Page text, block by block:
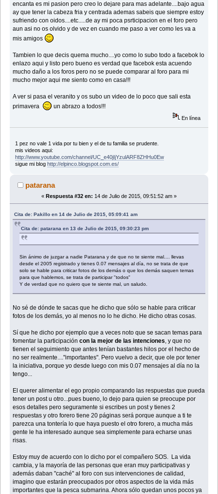
encanta es mi pasion pero creo lo dejare para mas adelante....bajo agua
ay que tener la cabeza fria y centrada ademas sabeis que siempre estoy
sufriendo con oidos....etc.....de ay mi poca psrticipacion en el foro pero
aun asi no os olvido y de vez en cuando me paso a ver como les va a
mis amigos
Tambien lo que decis quema mucho....yo como lo subo todo a facebok lo
enlazo aqui y listo pero bueno es verdad que facebok esta acuendo
mucho daño a los foros pero no se puede comparar al foro para mi
mucho mejor aqui me siento como en casa!!!
A ver si pasa el veranito y os subo un video de lo poco que sali esta
primavera
un abrazo a todos!!!
En línea
1 pez no vale 1 vida por tu bien y el de tu familia se prudente.
mis videos aqui:
http://www.youtube.com/channel/UC_e40jIjYzulARF8ZHHu0Ew
sigue mi blog http://elpinco.blogspot.com.es/
patarana
« Respuesta #32 en: 14 de Julio de 2015, 09:51:52 am »
Cita de: Pakillo en 14 de Julio de 2015, 05:09:41 am
Cita de: patarana en 13 de Julio de 2015, 09:30:23 pm
Sin ánimo de juzgar a nadie Patarana y de que no te siente mal.... llevas
desde el 2005 registrado y tienes 0.07 mensajes al día, no se trata de que
solo se hable para criticar fotos de los demás o que los demás saquen temas
para que hablemos, se trata de participar "todos"
Y de verdad que no quiero que te siente mal, un saludo.
No sé de dónde te sacas que he dicho que sólo se hable para criticar
fotos de los demás, yo al menos no lo he dicho. He dicho otras cosas.
Sí que he dicho por ejemplo que a veces noto que se sacan temas para
fomentar la participacióncon la mejor de las intenciones , y que no
tienen el seguimiento que antes tenían bastantes hilos por el hecho de
no ser realmente...."importantes". Pero vuelvo a decir, que ole por tener
la iniciativa, porque yo desde luego con mis 0.07 mensajes al día no la
tengo...
El querer alimentar el ego propio comparando las respuestas que pueda
tener un post u otro...pues bueno, lo dejo para quien se preocupe por
esos detalles pero seguramente si escribes un post y tienes 2
respuestas y otro forero tiene 20 páginas será porque aunque a ti te
parezca una tontería lo que haya puesto el otro forero, a mucha más
gente le ha interesado aunque sea simplemente para echarse unas
risas.
Estoy muy de acuerdo con lo dicho por el compañero SOS. La vida
cambia, y la mayoría de las personas que eran muy participativas y
además daban "caché" al foro con sus intervenciones de calidad,
imagino que estarán preocupados por otros aspectos de la vida más
importantes que la pesca submarina. Ahora sólo quedan unos pocos ya